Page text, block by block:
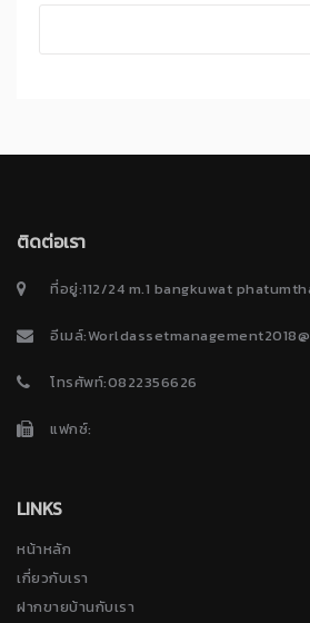
ติดต่อเรา
ที่อยู่:112/24 m.1 bangkuwat
อีเมล์
โทรศัพท์:0822356626
แฟกซ์:
LINKS
หน้าหลัก
เกี่ยวกับเรา
ฝากขายบ้านกับเรา